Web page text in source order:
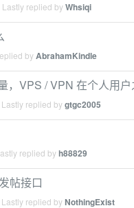
Lastly replied byWhsiqi
byAbrahamKindle
，VPS / VPN 在个人用
Lastly replied bygtgc2005
replied byh88829
帖接口
Lastly replied byNothingExist